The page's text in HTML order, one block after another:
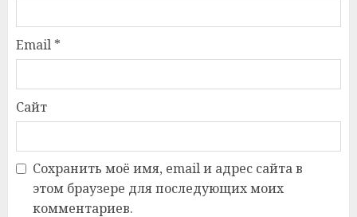
Email *
Сайт
Сохранить моё имя, email и адрес сайта в
этом браузере для последующих моих
комментариев.